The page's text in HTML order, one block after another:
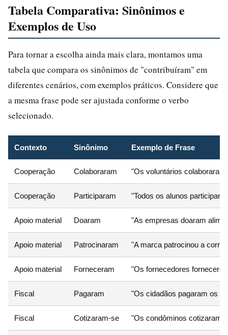
Tabela Comparativa: Sinônimos e
Exemplos de Uso
Para tornar a escolha ainda mais clara, montamos uma
tabela que compara os sinônimos de "contribuíram" em
diferentes cenários, com exemplos práticos. Considere que
a mesma frase pode ser ajustada conforme o verbo
selecionado.
Contexto Sinônimo Exemplo de Frase
Cooperação Colaboraram "Os voluntários
Cooperação Participaram "Todos os alunos
Apoio material Doaram "As empresas doaram
Apoio material Patrocinaram "A marca patrocinou a
Apoio material Forneceram "Os fornecedores
Fiscal Pagaram "Os cidadãos pagaram os
Fiscal Cotizaram-se "Os condôminos cotizaram-